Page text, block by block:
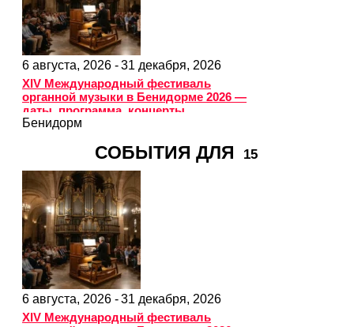
6 августа, 2026 -31 декабря, 2026
XIV Международный фестиваль
органной музыки в Бенидорме 2026 —
даты, программа, концерты
Бенидорм
СОБЫТИЯ ДЛЯ 15
6 августа, 2026 -31 декабря, 2026
XIV Международный фестиваль